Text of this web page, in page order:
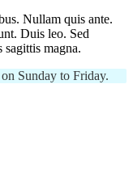
Nullam quis ante.
Duis leo. Sed
magna.
Sunday to Friday.